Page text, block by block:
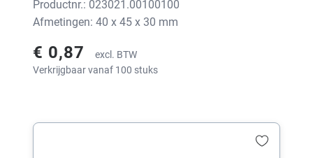
Productnr.: 023021.00100100
Afmetingen: 40 x 45 x 30 mm
€ 0,87
excl. BTW
Verkrijgbaar vanaf 100 stuks